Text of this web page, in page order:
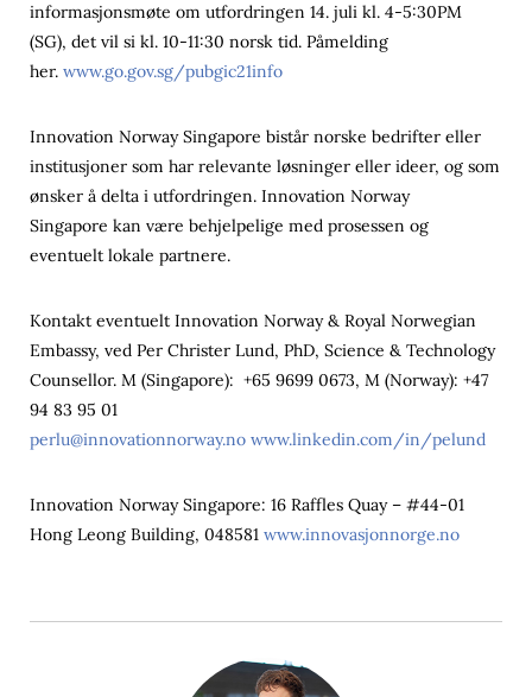
informasjonsmøte om utfordringen 14. juli kl. 4-5:30PM
(SG), det vil si kl. 10-11:30 norsk tid. Påmelding
her. www.go.gov.sg/pubgic21info
Innovation Norway Singapore bistår norske bedrifter eller
institusjoner som har relevante løsninger eller ideer, og som
ønsker å delta i utfordringen. Innovation Norway
Singapore kan være behjelpelige med prosessen og
eventuelt lokale partnere.
Kontakt eventuelt Innovation Norway & Royal Norwegian
Embassy, ved Per Christer Lund, PhD, Science & Technology
Counsellor. M (Singapore): +65 9699 0673, M (Norway): +47
94 83 95 01
perlu@innovationnorway.no www.linkedin.com/in/pelund
Innovation Norway Singapore: 16 Raffles Quay – #44-01
Hong Leong Building, 048581 www.innovasjonnorge.no